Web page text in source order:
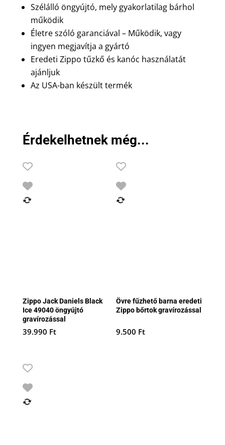
Szélálló öngyújtó, mely gyakorlatilag bárhol
működik
Életre szóló garanciával – Működik, vagy
ingyen megjavítja a gyártó
Eredeti Zippo tűzkő és kanóc használatát
ajánljuk
Az USA-ban készült termék
Érdekelhetnek még...
Zippo Jack Daniels Black
Ice 49040 öngyújtó
gravírozással
39.990 Ft
Övre fűzhető barna eredeti
Zippo bőrtok gravírozással
9.500 Ft